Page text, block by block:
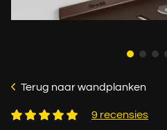
Terug naar wandplanken
9 recensies